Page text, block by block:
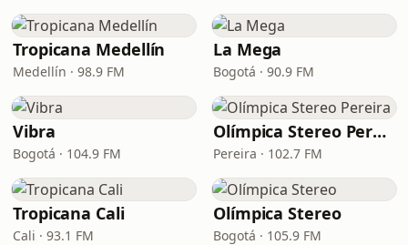
Tropicana Medellín
Medellín · 98.9 FM
La Mega
Bogotá · 90.9 FM
Vibra
Bogotá · 104.9 FM
Olímpica Stereo Pereira
Pereira · 102.7 FM
Tropicana Cali
Cali · 93.1 FM
Olímpica Stereo
Bogotá · 105.9 FM